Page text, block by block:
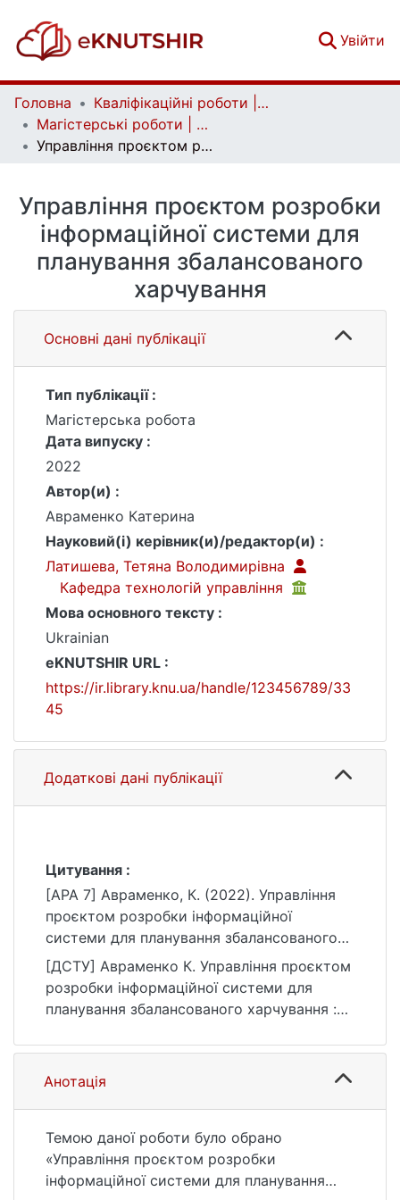
Увійти
Головна
Кваліфікаційні роботи | Qualifying works
Магістерські роботи | Master's theses
Управління проєктом розробки інформаційної системи для планування збалансованого харчування
Управління проєктом розробки
інформаційної системи для
планування збалансованого
харчування
Основні дані публікації
Тип публікації :
Магістерська робота
Дата випуску :
2022
Автор(и) :
Авраменко Катерина
Науковий(і) керівник(и)/редактор(и) :
Латишева, Тетяна Володимирівна
Кафедра технологій управління
Мова основного тексту :
Ukrainian
eKNUTSHIR URL :
https://ir.library.knu.ua/handle/123456789/33
45
Додаткові дані публікації
Цитування :
[APA 7] Авраменко, К. (2022). Управління
проєктом розробки інформаційної
системи для планування збалансованого
харчування [Магістерська робота,
Київський національний університет імені
Тараса Шевченка]. eKNUTSHIR.
https://ir.library.knu.ua/handle/123456789/33
45
[ДСТУ] Авраменко К. Управління проєктом
розробки інформаційної системи для
планування збалансованого харчування :
Інформаційні технології / наук. кер. Т. В.
Латишева. Київ, 2022. 119 с. URL:
https://ir.library.knu.ua/handle/123456789/33
Анотація
Темою даної роботи було обрано
«Управління проєктом розробки
інформаційної системи для планування